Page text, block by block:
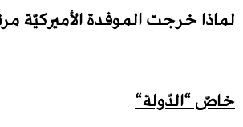
لماذا خرجت الموفدة الأميركيّة
خاصّ “الدّولة“